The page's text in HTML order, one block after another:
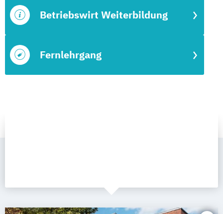
Fernlehrgang
Betriebswirt Weiterbildung